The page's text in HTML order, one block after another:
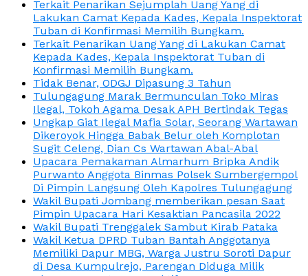
Terkait Penarikan Sejumplah Uang Yang di
Lakukan Camat Kepada Kades, Kepala Inspektorat
Tuban di Konfirmasi Memilih Bungkam.
Terkait Penarikan Uang Yang di Lakukan Camat
Kepada Kades, Kepala Inspektorat Tuban di
Konfirmasi Memilih Bungkam.
Tidak Benar, ODGJ Dipasung 3 Tahun
Tulungagung Marak Bermunculan Toko Miras
Ilegal, Tokoh Agama Desak APH Bertindak Tegas
Ungkap Giat Ilegal Mafia Solar, Seorang Wartawan
Dikeroyok Hingga Babak Belur oleh Komplotan
Sugit Celeng, Dian Cs Wartawan Abal-Abal
Upacara Pemakaman Almarhum Bripka Andik
Purwanto Anggota Binmas Polsek Sumbergempol
Di Pimpin Langsung Oleh Kapolres Tulungagung
Wakil Bupati Jombang memberikan pesan Saat
Pimpin Upacara Hari Kesaktian Pancasila 2022
Wakil Bupati Trenggalek Sambut Kirab Pataka
Wakil Ketua DPRD Tuban Bantah Anggotanya
Memiliki Dapur MBG, Warga Justru Soroti Dapur
di Desa Kumpulrejo, Parengan Diduga Milik